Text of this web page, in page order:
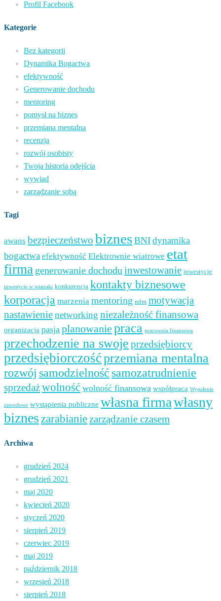
Profil Facebook
Kategorie
Bez kategorii
Dynamika Bogactwa
efektywność
Generowanie dochodu
mentoring
pomysł na biznes
przemiana mentalna
recenzja
rozwój osobisty
Twoja historia odejścia
wywiad
zarządzanie sobą
Tagi
awans bezpieczeństwo biznesBNIdynamika
bogactwa efektywność Elektrownie wiatrowe etat
firma generowanie dochodu inwestowanie inwestycje
inwestycje w wiatraki konkurencja kontakty biznesowe
korporacja marzenia mentoring mlm motywacja
nastawienienetworking niezależność finansowa
organizacja pasja planowanie praca pracownia finansowa
przechodzenie na swoje przedsiębiorcy
przedsiębiorczośćprzemiana mentalna
rozwój samodzielność samozatrudnienie
sprzedażwolność wolność finansowa współpraca Wypalenie
zawodowe wystąpienia publiczne własna firmawłasny
biznes zarabianie zarządzanie czasem
Archiwa
grudzień 2024
grudzień 2021
maj 2020
kwiecień 2020
styczeń 2020
sierpień 2019
czerwiec 2019
maj 2019
październik 2018
wrzesień 2018
sierpień 2018